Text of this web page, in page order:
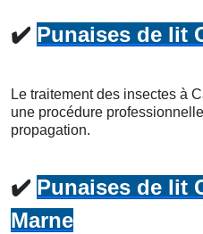
✔️ Punaises de lit
Le traitement des insectes à
une procédure
propagation.
✔️ Punaises de lit
Marne